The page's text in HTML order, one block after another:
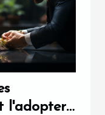
l'adopter